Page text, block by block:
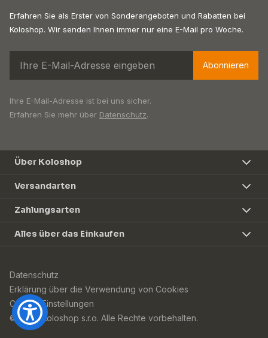
Erfahren Sie als Erster von Sonderangeboten und Rabatten bei
Koloshop. Wir senden Ihnen immer nur eine E-Mail pro Woche.
Abonnieren
Ihre E-Mail-Adresse ist bei uns sicher.
Erfahren Sie mehr über Datenschutz.
Über Koloshop
Versandarten
Zahlungsarten
Alles über das Einkaufen
Datenschutz
Erklärung über die Verwendung von Cookies
Cookie-Einstellungen
© 2026 Koloshop s.r.o. Alle Rechte vorbehalten.